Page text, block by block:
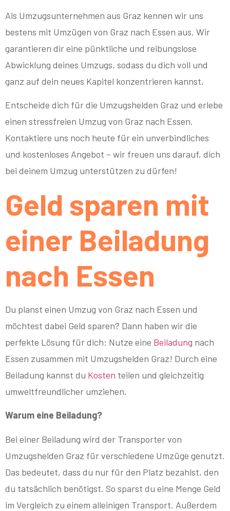
Als Umzugsunternehmen aus Graz kennen wir uns
bestens mit Umzügen von Graz nach Essen aus. Wir
garantieren dir eine pünktliche und reibungslose
Abwicklung deines Umzugs, sodass du dich voll und
ganz auf dein neues Kapitel konzentrieren kannst.
Entscheide dich für die Umzugshelden Graz und erlebe
einen stressfreien Umzug von Graz nach Essen.
Kontaktiere uns noch heute für ein unverbindliches
und kostenloses Angebot – wir freuen uns darauf, dich
bei deinem Umzug unterstützen zu dürfen!
Geld sparen mit
einer Beiladung
nach Essen
Du planst einen Umzug von Graz nach Essen und
möchtest dabei Geld sparen? Dann haben wir die
perfekte Lösung für dich: Nutze eine Beiladung nach
Essen zusammen mit Umzugshelden Graz! Durch eine
Beiladung kannst du Kosten teilen und gleichzeitig
umweltfreundlicher umziehen.
Warum eine Beiladung?
Bei einer Beiladung wird der Transporter von
Umzugshelden Graz für verschiedene Umzüge genutzt.
Das bedeutet, dass du nur für den Platz bezahlst, den
du tatsächlich benötigst. So sparst du eine Menge Geld
im Vergleich zu einem alleinigen Transport. Außerdem